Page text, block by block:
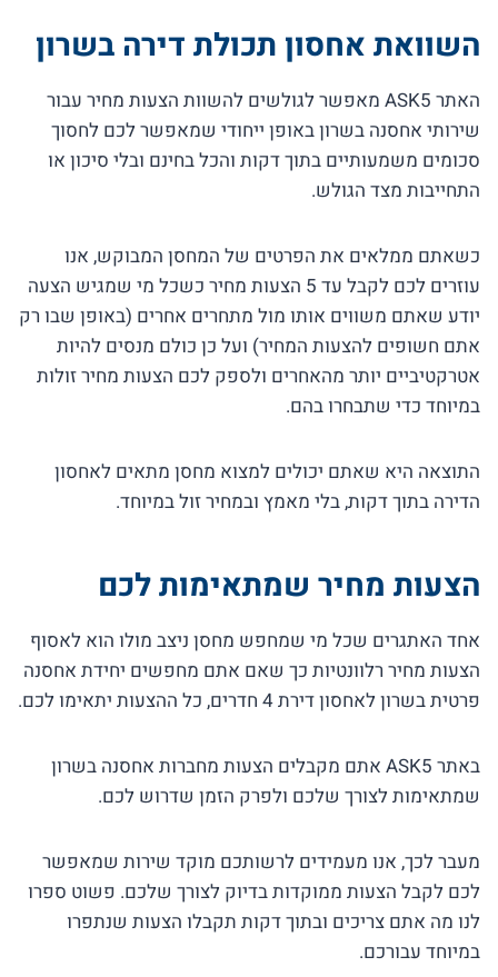
השוואת אחסון תכולת דירה בשרון
האתר ASK5 מאפשר לגולשים להשוות הצעות מחיר עבור
שירותי אחסנה בשרון באופן ייחודי שמאפשר לכם לחסוך
סכומים משמעותיים בתוך דקות והכל בחינם ובלי סיכון או
התחייבות מצד הגולש.
כשאתם ממלאים את הפרטים של המחסן המבוקש, אנו
עוזרים לכם לקבל עד 5 הצעות מחיר כשכל מי שמגיש הצעה
יודע שאתם משווים אותו מול מתחרים אחרים (באופן שבו רק
אתם חשופים להצעות המחיר) ועל כן כולם מנסים להיות
אטרקטיביים יותר מהאחרים ולספק לכם הצעות מחיר זולות
במיוחד כדי שתבחרו בהם.
התוצאה היא שאתם יכולים למצוא מחסן מתאים לאחסון
הדירה בתוך דקות, בלי מאמץ ובמחיר זול במיוחד.
הצעות מחיר שמתאימות לכם
אחד האתגרים שכל מי שמחפש מחסן ניצב מולו הוא לאסוף
הצעות מחיר רלוונטיות כך שאם אתם מחפשים יחידת אחסנה
פרטית בשרון לאחסון דירת 4 חדרים, כל ההצעות יתאימו לכם.
באתר ASK5 אתם מקבלים הצעות מחברות אחסנה בשרון
שמתאימות לצורך שלכם ולפרק הזמן שדרוש לכם.
מעבר לכך, אנו מעמידים לרשותכם מוקד שירות שמאפשר
לכם לקבל הצעות ממוקדות בדיוק לצורך שלכם. פשוט ספרו
לנו מה אתם צריכים ובתוך דקות תקבלו הצעות שנתפרו
במיוחד עבורכם.